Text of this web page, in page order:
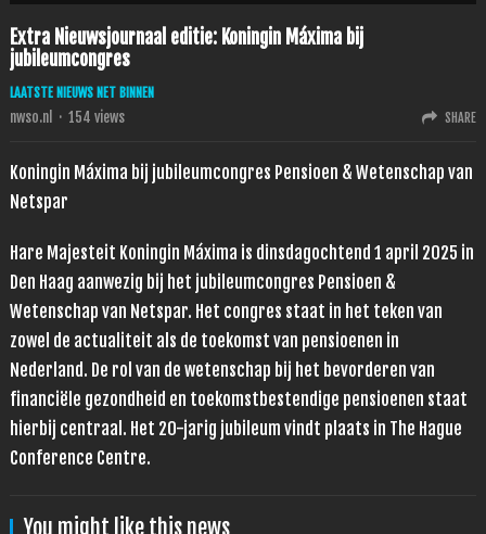
Extra Nieuwsjournaal editie: Koningin Máxima bij
jubileumcongres
LAATSTE NIEUWS NET BINNEN
nwso.nl · 154 views SHARE
Koningin Máxima bij jubileumcongres Pensioen & Wetenschap van
Netspar
Hare Majesteit Koningin Máxima is dinsdagochtend 1 april 2025 in
Den Haag aanwezig bij het jubileumcongres Pensioen &
Wetenschap van Netspar. Het congres staat in het teken van
zowel de actualiteit als de toekomst van pensioenen in
Nederland. De rol van de wetenschap bij het bevorderen van
financiële gezondheid en toekomstbestendige pensioenen staat
hierbij centraal. Het 20-jarig jubileum vindt plaats in The Hague
Conference Centre.
You might like this news